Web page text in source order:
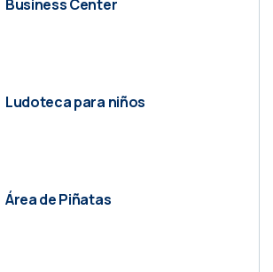
Business Center
Ludoteca para niños
Área de Piñatas